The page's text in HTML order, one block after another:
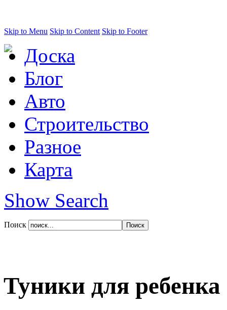
Skip to Menu Skip to Content Skip to Footer
Доска
Блог
Авто
Строительство
Разное
Карта
Show Search
Поиск
Туники для ребенка